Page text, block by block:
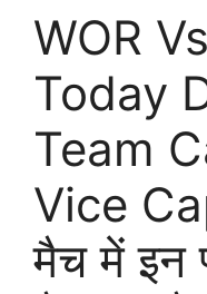
WOR
Today
Team
Vice
मैच में इन